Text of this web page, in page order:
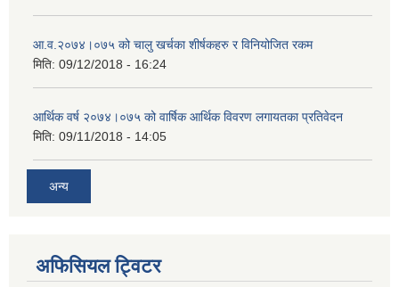
आ.व.२०७४।०७५ को चालु खर्चका शीर्षकहरु र विनियोजित रकम
मिति: 09/12/2018 - 16:24
आर्थिक वर्ष २०७४।०७५ को वार्षिक आर्थिक विवरण लगायतका प्रतिवेदन
मिति: 09/11/2018 - 14:05
अन्य
अफिसियल ट्विटर